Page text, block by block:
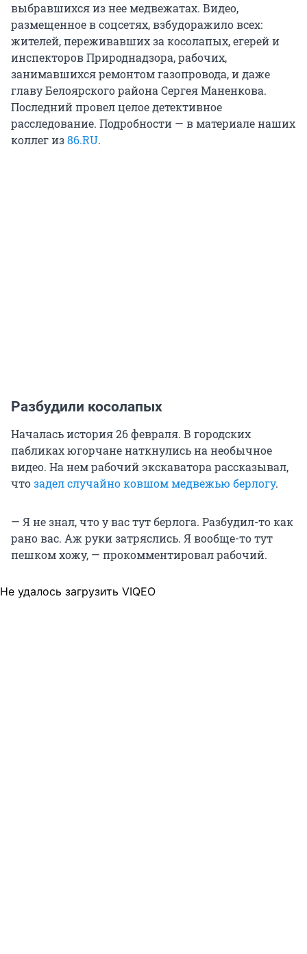
выбравшихся из нее медвежатах. Видео,
размещенное в соцсетях, взбудоражило всех:
жителей, переживавших за косолапых, егерей и
инспекторов Природнадзора, рабочих,
занимавшихся ремонтом газопровода, и даже
главу Белоярского района Сергея Маненкова.
Последний провел целое детективное
расследование. Подробности — в материале наших
коллег из86.RU.
Разбудили косолапых
Началась история 26 февраля. В городских
пабликах югорчане наткнулись на необычное
видео. На нем рабочий экскаватора рассказывал,
чтозадел случайно ковшом медвежью берлогу.
— Я не знал, что у вас тут берлога. Разбудил-то как
рано вас. Аж руки затряслись. Я вообще-то тут
пешком хожу, — прокомментировал рабочий.
Не удалось загрузить VIQEO